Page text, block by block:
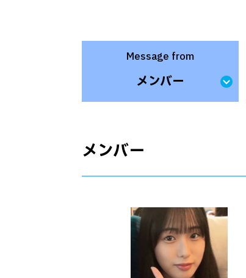
Message from
メンバー
メンバー